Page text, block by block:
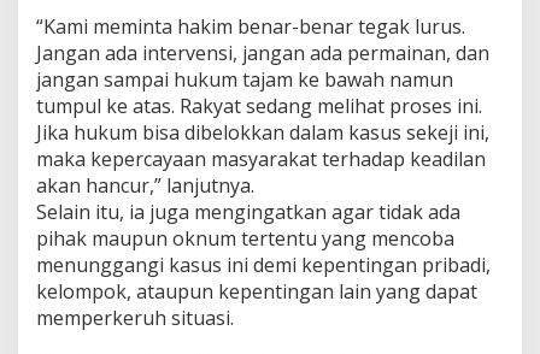
“Kami meminta hakim benar-benar tegak lurus.
Jangan ada intervensi, jangan ada permainan, dan
jangan sampai hukum tajam ke bawah namun
tumpul ke atas. Rakyat sedang melihat proses ini.
Jika hukum bisa dibelokkan dalam kasus sekeji ini,
maka kepercayaan masyarakat terhadap keadilan
akan hancur,” lanjutnya.
Selain itu, ia juga mengingatkan agar tidak ada
pihak maupun oknum tertentu yang mencoba
menunggangi kasus ini demi kepentingan pribadi,
kelompok, ataupun kepentingan lain yang dapat
memperkeruh situasi.